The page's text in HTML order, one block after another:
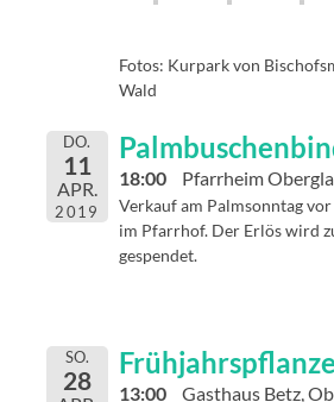
Fotos: Kurpark von
Wald
DO.
11
APR.
2019
18:00 Pfarrheim
Verkauf am Palmsonntag
im Pfarrhof. Der Erlös wird
gespendet.
SO.
28 13:00 Gasthaus Betz,